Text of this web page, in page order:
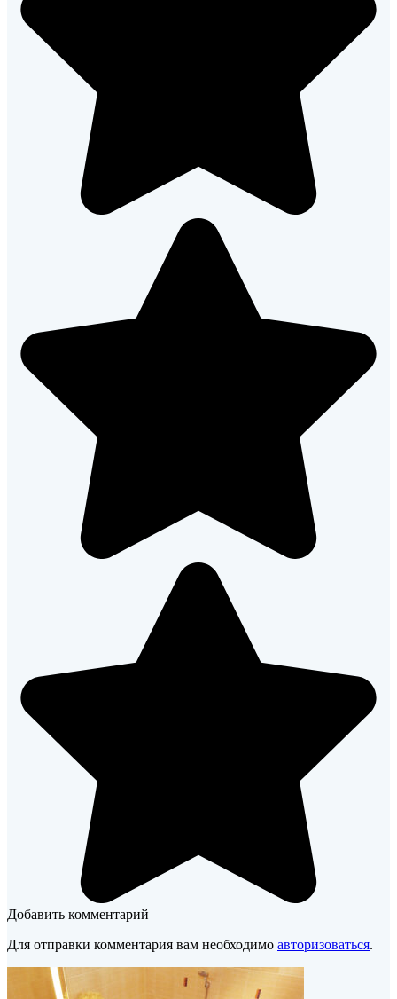
Добавить комментарий
Для отправки комментария вам необходимо авторизоваться.